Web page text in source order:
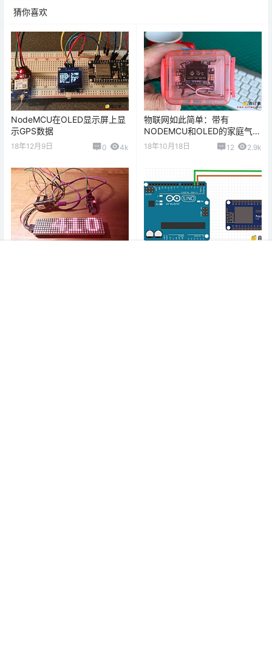
猜你喜欢
NodeMCU在OLED显示屏上显
示GPS数据
18年12月9日 0 4k
物联网如此简单：带有
NODEMCU和OLED的家庭气象
站
18年10月18日 12 2.9k